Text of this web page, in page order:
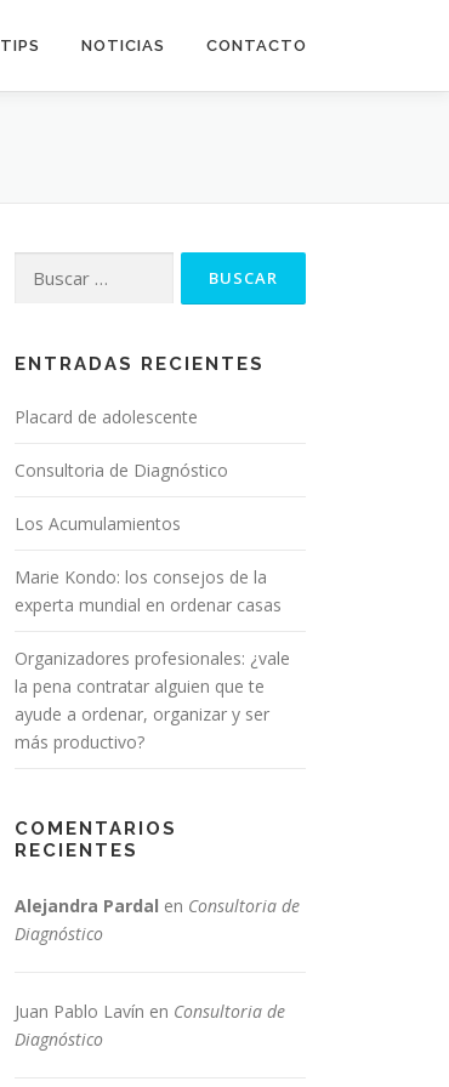
TIPS NOTICIAS CONTACTO
ENTRADAS RECIENTES
Placard de adolescente
Consultoria de Diagnóstico
Los Acumulamientos
Marie Kondo: los consejos de la
experta mundial en ordenar casas
Organizadores profesionales: ¿vale
la pena contratar alguien que te
ayude a ordenar, organizar y ser
más productivo?
COMENTARIOS
RECIENTES
Alejandra Pardal en Consultoria de
Diagnóstico
Juan Pablo Lavín en Consultoria de
Diagnóstico